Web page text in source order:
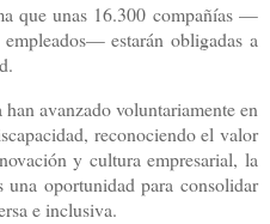
que unas 16.300 compañías —
estarán obligadas a
avanzado voluntariamente en
reconociendo el valor
y cultura empresarial, la
oportunidad para consolidar
e inclusiva.